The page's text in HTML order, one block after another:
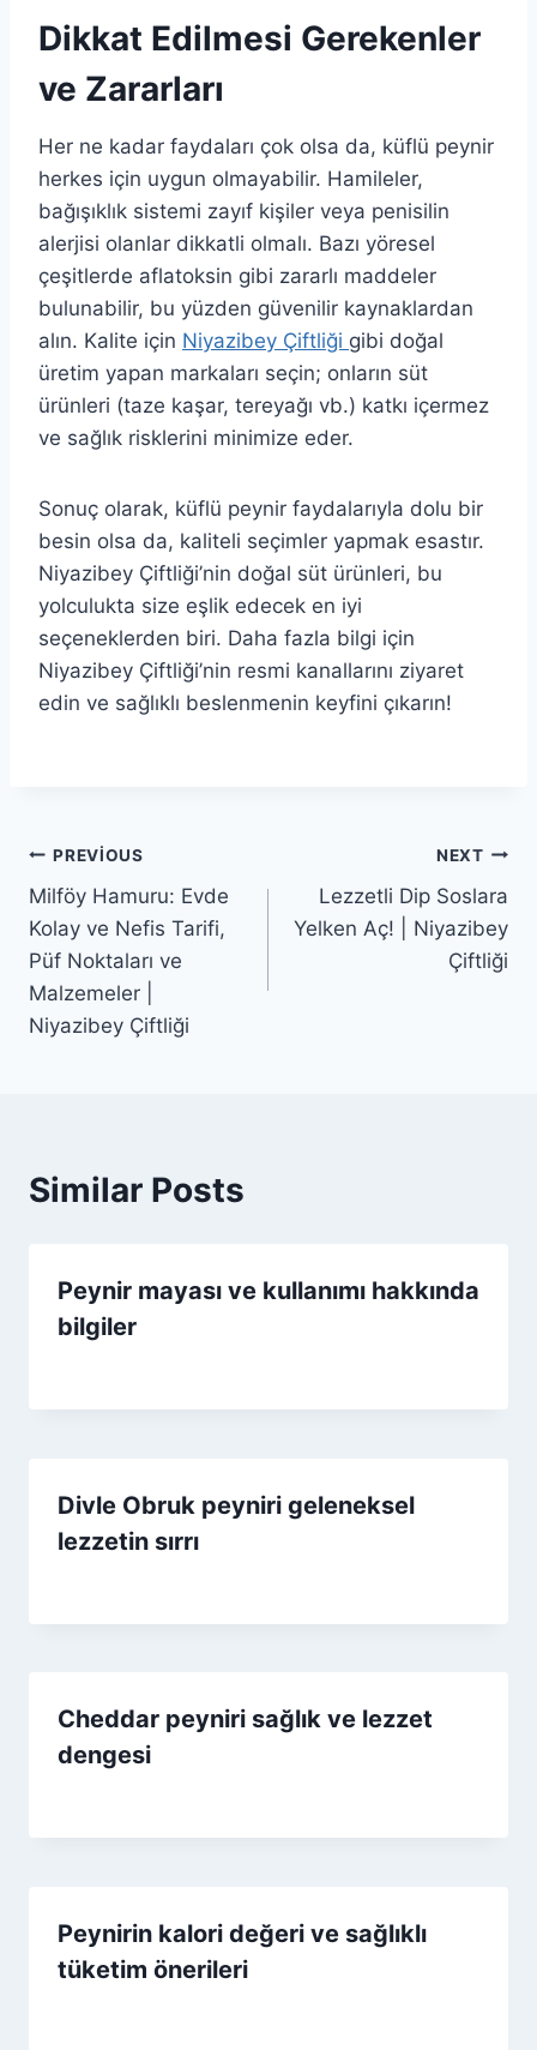
Dikkat Edilmesi Gerekenler
ve Zararları
Her ne kadar faydaları çok olsa da, küflü peynir
herkes için uygun olmayabilir. Hamileler,
bağışıklık sistemi zayıf kişiler veya penisilin
alerjisi olanlar dikkatli olmalı. Bazı yöresel
çeşitlerde aflatoksin gibi zararlı maddeler
bulunabilir, bu yüzden güvenilir kaynaklardan
alın. Kalite için Niyazibey Çiftliği gibi doğal
üretim yapan markaları seçin; onların süt
ürünleri (taze kaşar, tereyağı vb.) katkı içermez
ve sağlık risklerini minimize eder.
Sonuç olarak, küflü peynir faydalarıyla dolu bir
besin olsa da, kaliteli seçimler yapmak esastır.
Niyazibey Çiftliği’nin doğal süt ürünleri, bu
yolculukta size eşlik edecek en iyi
seçeneklerden biri. Daha fazla bilgi için
Niyazibey Çiftliği’nin resmi kanallarını ziyaret
edin ve sağlıklı beslenmenin keyfini çıkarın!
Yazı
gezinmesi
PREVIOUS
Milföy Hamuru: Evde
Kolay ve Nefis Tarifi,
Püf Noktaları ve
Malzemeler |
Niyazibey Çiftliği
NEXT
Lezzetli Dip Soslara
Yelken Aç! | Niyazibey
Çiftliği
Similar Posts
Peynir mayası ve kullanımı hakkında
bilgiler
Divle Obruk peyniri geleneksel
lezzetin sırrı
Cheddar peyniri sağlık ve lezzet
dengesi
Peynirin kalori değeri ve sağlıklı
tüketim önerileri